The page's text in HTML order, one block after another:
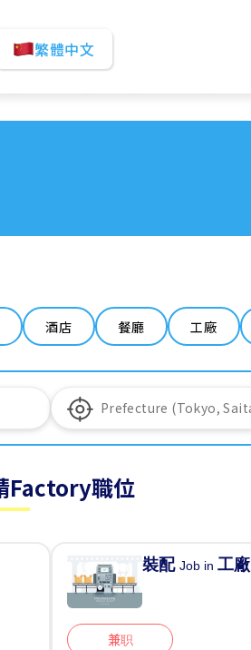
繁體中文
酒店 餐廳 工廠
Factory職位
裝配Job in工廠
兼职